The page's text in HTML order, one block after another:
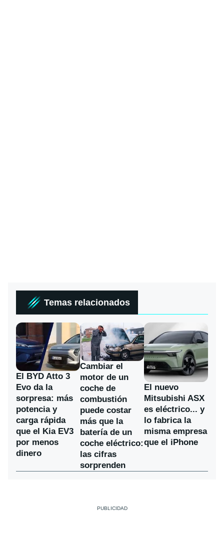
Temas relacionados
El BYD Atto 3
Evo da la
sorpresa: más
potencia y
carga rápida
que el Kia EV3
por menos
dinero
Cambiar el
motor de un
coche de
combustión
puede costar
más que la
batería de un
coche eléctrico:
las cifras
sorprenden
El nuevo
Mitsubishi ASX
es eléctrico... y
lo fabrica la
misma empresa
que el iPhone